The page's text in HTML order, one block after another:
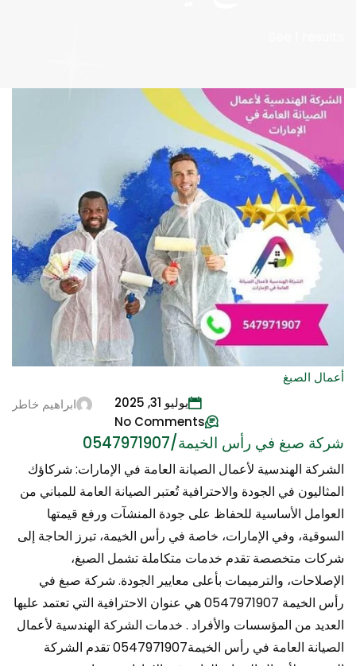
أعمال الصبغ
ابراهيم خاطر
يوليو 31, 2025
No Comments
شركة صبغ في رأس الخيمة/0547971907
الشركة الهندسية لأعمال الصيانة العامة في الإمارات: شركاؤك
المثاليون في الجودة والاحترافية تُعتبر الصيانة العامة للمباني من
العوامل الأساسية للحفاظ على جودة المنشآت ورفع قيمتها
السوقية، وفي الإمارات، خاصة في رأس الخيمة، تبرز الحاجة إلى
شركات متخصصة تقدم خدمات متكاملة تشمل الصبغ،
الإصلاحات، والترميمات بأعلى معايير الجودة. شركة صبغ في
رأس الخيمة 0547971907 هي عنوان الاحترافية التي تعتمد عليها
العديد من المؤسسات والأفراد . خدمات الشركة الهندسية لأعمال
الصيانة العامة في رأس الخيمة0547971907 تقدم الشركة